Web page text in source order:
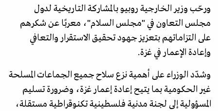
ورحّب وزير الخارجية روبيو بالمشاركة التاريخية لدول
مجلس التعاون في "مجلس السلام"، معربًا عن شكرهم
على التزاماتهم بتعزيز جهود تحقيق الاستقرار والتعافي
وإعادة الإعمار في غزة.
وشدّد الوزراء على أهمية نزع سلاح جميع الجماعات المسلحة
غير الحكومية بما يتيح إعادة إعمار غزة، وضرورة تسليم
المسؤولية إلى لجنة مدنية فلسطينية تكنوقراطية مستقلة،